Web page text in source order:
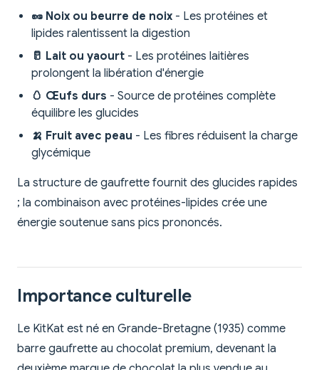
🥜 Noix ou beurre de noix - Les protéines et
lipides ralentissent la digestion
🥛 Lait ou yaourt - Les protéines laitières
prolongent la libération d'énergie
🥚 Œufs durs - Source de protéines complète
équilibre les glucides
🍌 Fruit avec peau - Les fibres réduisent la charge
glycémique
La structure de gaufrette fournit des glucides rapides
; la combinaison avec protéines-lipides crée une
énergie soutenue sans pics prononcés.
Importance culturelle
Le KitKat est né en Grande-Bretagne (1935) comme
barre gaufrette au chocolat premium, devenant la